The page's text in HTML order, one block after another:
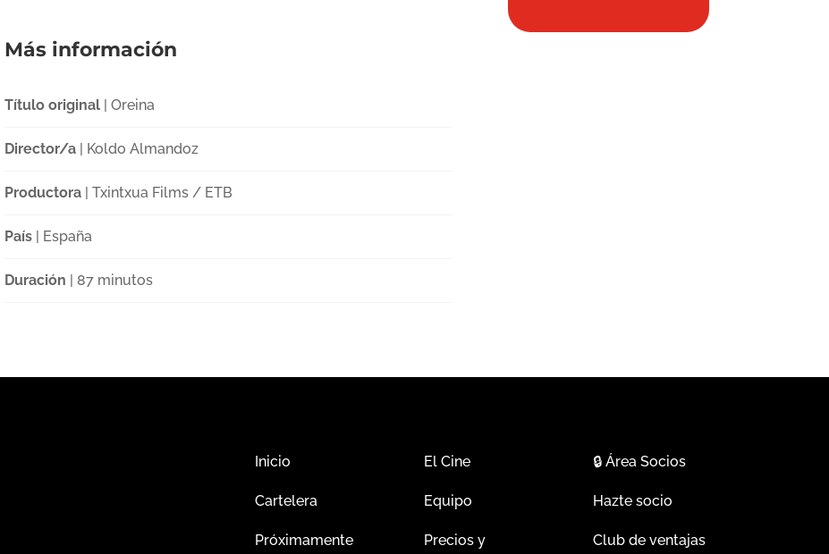
Más información
Título original| Oreina
Director/a| Koldo Almandoz
Productora| Txintxua Films / ETB
País| España
Duración | 87 minutos
Inicio
Cartelera
Próximamente
El Cine
Equipo
Precios y
🔒Área Socios
Hazte socio
Club de ventajas